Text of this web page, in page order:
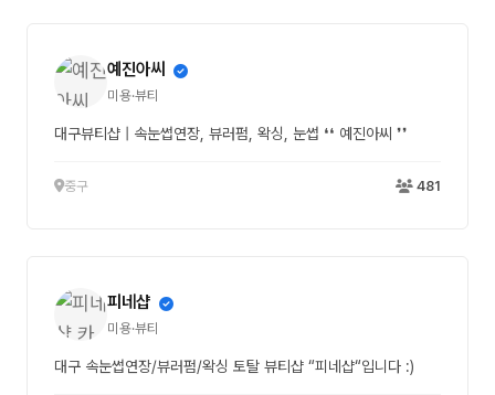
예진아씨
미용·뷰티
대구뷰티샵 | 속눈썹연장, 뷰러펌, 왁싱, 눈썹 ❛❛ 예진아씨 ❜❜
중구 481
피네샵
미용·뷰티
대구 속눈썹연장/뷰러펌/왁싱 토탈 뷰티샵 “피네샵“입니다 :)